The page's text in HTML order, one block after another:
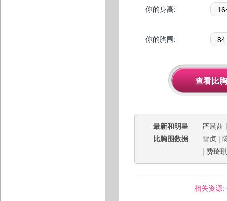
你的身高:
你的胸围:
最新和明星
比胸围数据
严晨茜
雪贞 |
| 费琦琪
相关资源: